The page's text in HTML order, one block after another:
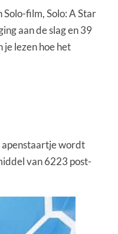
film, Solo: A Star
aan de slag en 39
lezen hoe het
apenstaartje wordt
van 6223 post-